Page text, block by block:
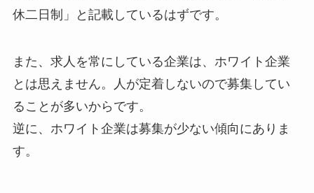
休二日制」と記載しているはずです。
また、求人を常にしている企業は、ホワイト企業
とは思えません。人が定着しないので募集してい
ることが多いからです。
逆に、ホワイト企業は募集が少ない傾向にありま
す。